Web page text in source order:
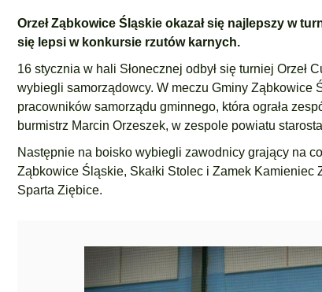
Orzeł Ząbkowice Śląskie okazał się najlepszy w
się lepsi w konkursie rzutów karnych.
16 stycznia w hali Słonecznej odbył się turniej Orzeł
wybiegli samorządowcy. W meczu Gminy Ząbkowice
pracowników samorządu gminnego, która ograła
burmistrz Marcin Orzeszek, w zespole powiatu
Następnie na boisko wybiegli zawodnicy grający na
Ząbkowice Śląskie, Skałki Stolec i Zamek Kamieniec
Sparta Ziębice.